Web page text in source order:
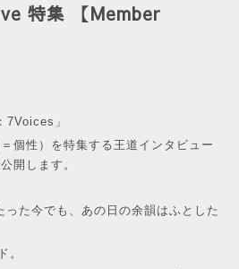
特集 【Member
7Voices」
個性）を特集する王道インタビュー
開します。
った今でも、あの日の余韻はふとした
。